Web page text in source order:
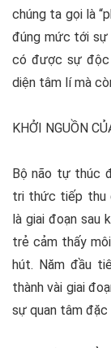
chúng ta gọi là
đúng mức tới sự
có được sự độc
diện tâm lí mà
KHỞI NGUỒN
Bộ não tự thúc
tri thức tiếp thu
là giai đoạn sau
trẻ cảm thấy
hút. Năm đầu
thành vài giai
sự quan tâm đặc